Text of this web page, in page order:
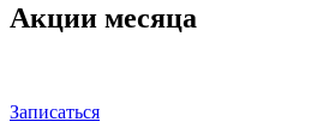
Акции месяца
Записаться